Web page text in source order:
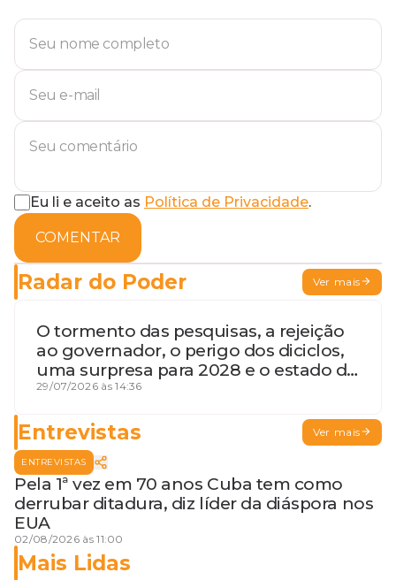
Eu li e aceito as Política de Privacidade.
COMENTAR
Radar do Poder Ver mais
O tormento das pesquisas, a rejeição
ao governador, o perigo dos diciclos,
uma surpresa para 2028 e o estado de
terceira guerra mundial
29/07/2026 às 14:36
Entrevistas Ver mais
ENTREVISTAS
Pela 1ª vez em 70 anos Cuba tem como
derrubar ditadura, diz líder da diáspora nos
EUA
02/08/2026 às 11:00
Mais Lidas